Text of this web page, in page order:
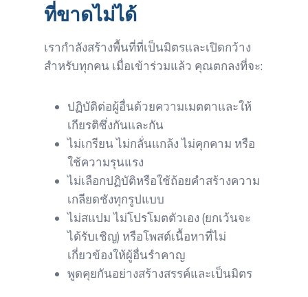
ที่ขาดไม่ได้
เรากำลังสร้างพื้นที่ที่เป็นมิตรและเปิดกว้าง
สำหรับทุกคน เมื่อเข้าร่วมแล้ว คุณตกลงที่จะ:
ปฏิบัติต่อผู้อื่นด้วยความเมตตาและให้
เกียรติซึ่งกันและกัน
ไม่เกรียน ไม่กลั่นแกล้ง ไม่คุกคาม หรือ
ใช้ความรุนแรง
ไม่เลือกปฏิบัติหรือใช้ถ้อยคำสร้างความ
เกลียดชังทุกรูปแบบ
ไม่สแปม ไม่โปรโมตตัวเอง (ยกเว้นจะ
ได้รับเชิญ) หรือโพสต์เนื้อหาที่ไม่
เกี่ยวข้องให้ผู้อื่นรำคาญ
พูดคุยกันอย่างสร้างสรรค์และเป็นมิตร